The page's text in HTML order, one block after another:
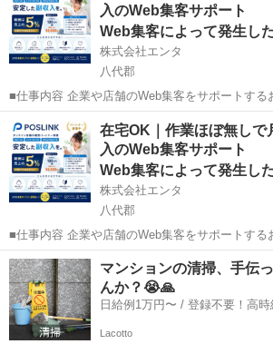
入のWeb集客サポート
株式会社エンタ
八代郡
■仕事内容 企業や店舗のWeb集客をサポートするお仕事です。 Google
を活用した「Web上の店舗情報」の登録・初期設
ます。 日々の集客運用や問い合わせ対応、顧客対応はすべて運営本部
が行うため...
熊本 八代郡 その他 Web
在宅OK｜作業ほぼ無しで
入のWeb集客サポート
株式会社エンタ
八代郡
■仕事内容 企業や店舗のWeb集客をサポートするお仕事です。 Google
を活用した「Web上の店舗情報」の登録・初期設
ます。 日々の集客運用や問い合わせ対応、顧客対応はすべて運営本部
が行うため...
熊本 八代郡 Web
マンションの清掃、手伝
んか？😭🙏
日給例1万円〜 / 登録不
Lacotto